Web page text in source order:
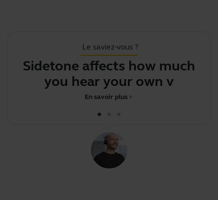
Le saviez-vous ?
Sidetone affects how much
you hear your own voice
chevron_right
En savoir plus